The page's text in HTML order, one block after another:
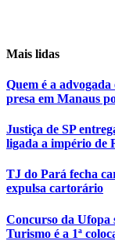
Mais lidas
Quem é a
presa em Manaus
Justiça de SP
ligada a império de
TJ do Pará fecha
expulsa cartorário
Concurso da Ufopa
Turismo é a 1ª